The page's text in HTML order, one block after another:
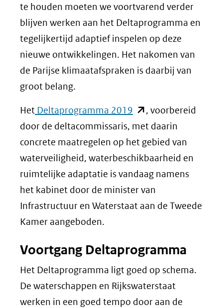
te houden moeten we voortvarend verder
blijven werken aan het Deltaprogramma en
tegelijkertijd adaptief inspelen op deze
nieuwe ontwikkelingen. Het nakomen van
de Parijse klimaatafspraken is daarbij van
groot belang.
Het Deltaprogramma 2019 (opent
in
nieuw
venster)
(verwijst
naar
een
, voorbereid
door de deltacommissaris, met daarin
concrete maatregelen op het gebied van
waterveiligheid, waterbeschikbaarheid en
ruimtelijke adaptatie is vandaag namens
het kabinet door de minister van
Infrastructuur en Waterstaat aan de Tweede
Kamer aangeboden.
Voortgang Deltaprogramma
Het Deltaprogramma ligt goed op schema.
De waterschappen en Rijkswaterstaat
werken in een goed tempo door aan de